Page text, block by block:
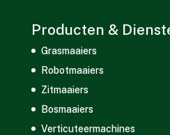
Producten &
Grasmaaiers
Robotmaaiers
Zitmaaiers
Bosmaaiers
Verticuteermachines